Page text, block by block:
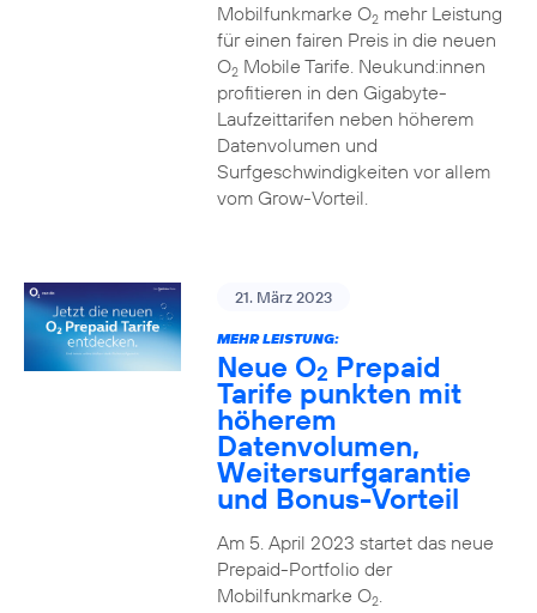
Mobilfunkmarke O2mehr Leistung
für einen fairen Preis in die neuen
O2Mobile Tarife. Neukund:innen
profitieren in den Gigabyte-
Laufzeittarifen neben höherem
Datenvolumen und
Surfgeschwindigkeiten vor allem
vom Grow-Vorteil.
21. März 2023
MEHR LEISTUNG:
Neue O2 Prepaid
Tarife punkten mit
höherem
Datenvolumen,
Weitersurfgarantie
und Bonus-Vorteil
Am 5. April 2023 startet das neue
Prepaid-Portfolio der
Mobilfunkmarke O2.